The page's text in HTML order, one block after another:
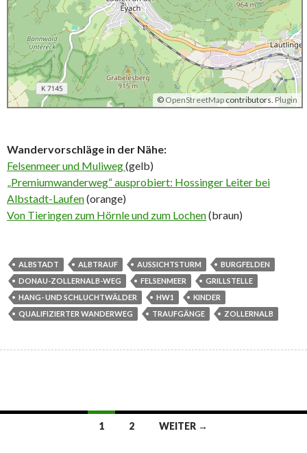
© OpenStreetMap contributors. Plugin
Wandervorschläge in der Nähe:
Felsenmeer und Muliweg(gelb)
„Premiumwanderweg“ ausprobiert: Hossinger Leiter bei
Albstadt-Laufen(orange)
Von Tieringen zum Hörnle und zum Lochen(braun)
ALBSTADT ALBTRAUF AUSSICHTSTURM
BURGFELDEN
DONAU-ZOLLERNALB-WEG
FELSENMEER
GRILLSTELLE
HANG- UND SCHLUCHTWÄLDER
HW1
KINDER
QUALIFIZIERTER WANDERWEG
TRAUFGÄNGE ZOLLERNALB
Beitragsnavigation
1 2 WEITER →